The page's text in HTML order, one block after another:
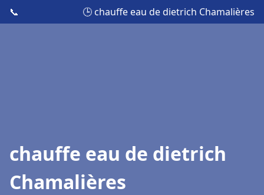
📞 🕒 chauffe eau de dietrich Chamalières
chauffe eau de dietrich
Chamalières